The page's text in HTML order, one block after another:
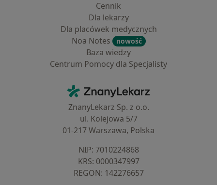
Cennik
Dla lekarzy
Dla placówek medycznych
Noa Notes
nowość
Baza wiedzy
Centrum Pomocy dla Specjalisty
ZnanyLekarz - Strona główna
ZnanyLekarz Sp. z o.o.
ul. Kolejowa 5/7
01-217 Warszawa, Polska
NIP: ⁠7010224868
KRS: ⁠0000347997
REGON: ⁠142276657